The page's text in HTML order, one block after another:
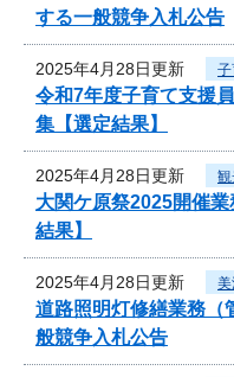
する一般競争入札公告
2025年4月28日更新
令和7年度子育て支援
集【選定結果】
2025年4月28日更新
大関ケ原祭2025開催
結果】
2025年4月28日更新
道路照明灯修繕業務（
般競争入札公告